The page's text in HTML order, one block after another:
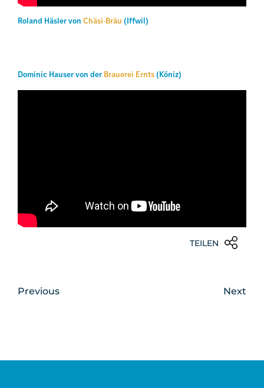
Roland Häsler von Chäsi-Bräu (Iffwil)
Dominic Hauser von der Brauerei Ernts (Köniz)
TEILEN
Previous Next